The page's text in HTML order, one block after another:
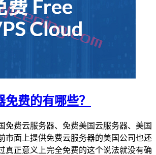
费的有哪些？
免费云服务器、免费美国云服务器、美国
市面上提供免费云服务器的美国公司也还
真正意义上完全免费的这个说法就没有确